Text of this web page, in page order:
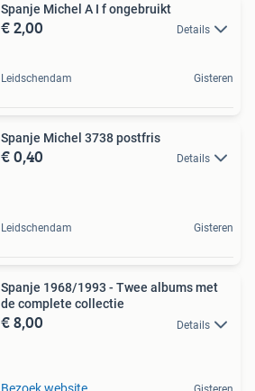
Spanje Michel A I f ongebruikt
€ 2,00 Details
Leidschendam Gisteren
Spanje Michel 3738 postfris
€ 0,40 Details
Leidschendam Gisteren
Spanje 1968/1993 - Twee albums met
de complete collectie
€ 8,00 Details